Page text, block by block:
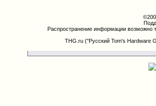
Распространение информации возможно
THG.ru ("Русский Tom's Hardware